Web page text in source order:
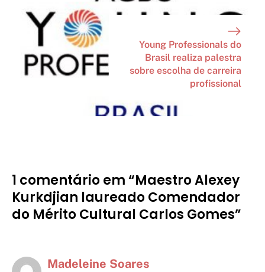
Young Professionals do
Brasil realiza palestra
sobre escolha de carreira
profissional
1 comentário em “Maestro Alexey
Kurkdjian laureado Comendador
do Mérito Cultural Carlos Gomes”
Madeleine Soares